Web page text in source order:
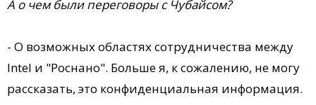
А о чем были переговоры с Чубайсом?
- О возможных областях сотрудничества между
Intel и "Роснано". Больше я, к сожалению, не могу
рассказать, это конфиденциальная информация.